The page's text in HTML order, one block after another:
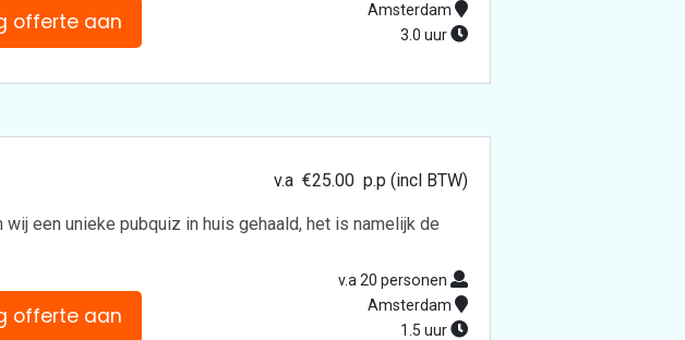
Amsterdam
3.0 uur
offerte aan
v.a €25.00p.p (incl BTW)
een unieke pubquiz in huis gehaald, het is namelijk de
v.a 20 personen
Amsterdam
1.5 uur
offerte aan